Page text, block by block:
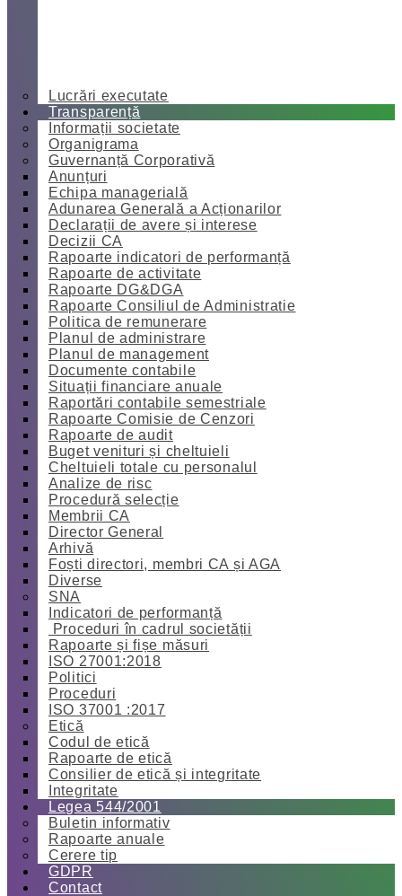
Lucrări executate
Transparență
Informații societate
Organigrama
Guvernanță Corporativă
Anunțuri
Echipa managerială
Adunarea Generală a Acționarilor
Declarații de avere și interese
Decizii CA
Rapoarte indicatori de performanță
Rapoarte de activitate
Rapoarte DG&DGA
Rapoarte Consiliul de Administratie
Politica de remunerare
Planul de administrare
Planul de management
Documente contabile
Situații financiare anuale
Raportări contabile semestriale
Rapoarte Comisie de Cenzori
Rapoarte de audit
Buget venituri și cheltuieli
Cheltuieli totale cu personalul
Analize de risc
Procedură selecție
Membrii CA
Director General
Arhivă
Foști directori, membri CA și AGA
Diverse
SNA
Indicatori de performanță
Proceduri în cadrul societății
Rapoarte și fișe măsuri
ISO 27001:2018
Politici
Proceduri
ISO 37001 :2017
Etică
Codul de etică
Rapoarte de etică
Consilier de etică și integritate
Integritate
Legea 544/2001
Buletin informativ
Rapoarte anuale
Cerere tip
GDPR
Contact